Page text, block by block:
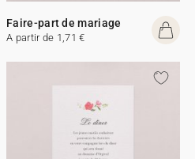
Faire-part de mariage
A partir de 1,71 €